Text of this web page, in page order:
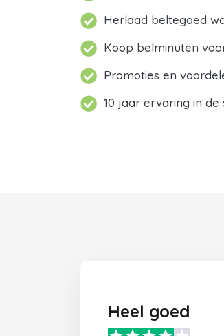
Herlaad beltegoed
Koop belminuten
Promoties en
10 jaar ervaring in de
Heel goed